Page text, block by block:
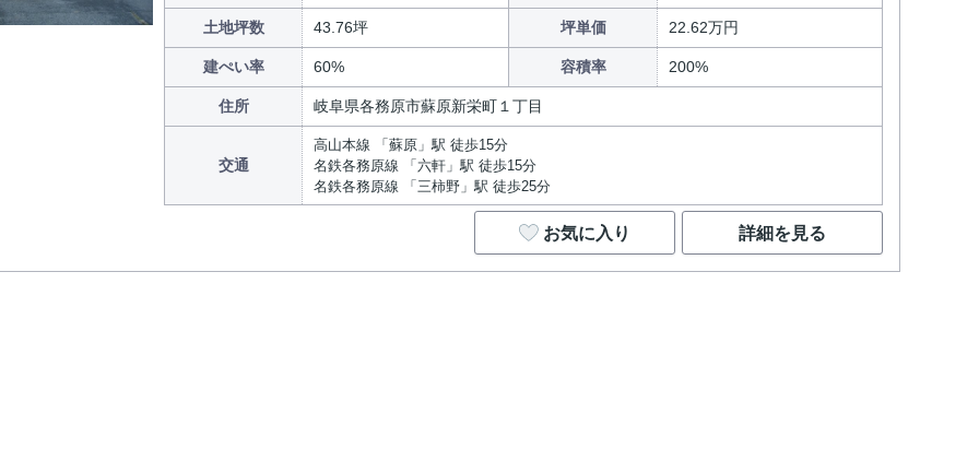
土地坪数 43.76坪 坪単価 22.62万円
建ぺい率 60% 容積率 200%
住所 岐阜県各務原市蘇原新栄町１丁目
交通
高山本線 「蘇原」駅 徒歩15分
名鉄各務原線 「六軒」駅 徒歩15分
名鉄各務原線 「三柿野」駅 徒歩25分
お気に入り 詳細を見る